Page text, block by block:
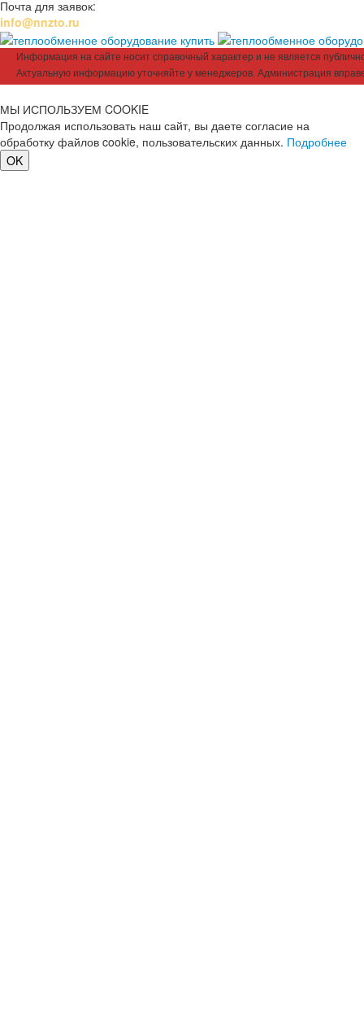
Почта для заявок:
info@nnzto.ru
Информация на сайте носит справочный характер и не является
Актуальную информацию уточняйте у менеджеров. Администрация
МЫ ИСПОЛЬЗУЕМ COOKIE
Продолжая использовать наш сайт, вы даете согласие на
обработку файлов cookie, пользовательских данных. Подробнее
OK